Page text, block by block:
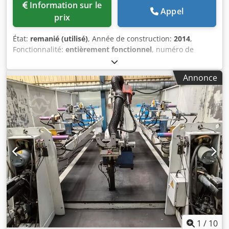
prix
Appel
État: remanié (utilisé), Année de construction: 2014,
Fonctionnalité: entièrement fonctionnel, numéro de
IRB120 IRC5
portée du bras:580 mm, fabricant de contrôleurs:ABB,
modèle de contrôleur:IRC5, fabricant de pupitres de
commande:ABB, Équipement:documentation / manuel,
IRS Robotics® : robot industriel reconditionné. Fiabilité
garantie. 100 % complet et entièrement fonctionnel : bras
de robot, contrôleur, câblage complet et pupitre de
commande. Comprend notre garantie et une évaluation
détaillée selon un protocole à 77 points, effectuée par nos
ingénieurs en robotique. Djdpeyb Sdpefx Am Rewa
Marque : ABB Type : IRB120 Contrôleur : IRC5 Charge utile :
3 kg Portée : 580 mm Usage général : une solution légère
offrant un contrôle et une précision de trajectoire
supérieurs. Masse du robot : environ 25 kg IRS Robotics® :
reconditionné : Protocole à 77 points : entièrement testé
sur nos bancs d’essai, huile/graisse neuve, nouvelles
Annonce
1 / 10